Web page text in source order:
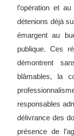
l’opération et
détenions déjà
émargent au
publique. Ces
démontrent
blâmables, la
responsables
délivrance des
présence de